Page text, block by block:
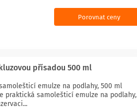
Porovnat ceny
přísadou 500 ml
emulze na podlahy, 500 ml
praktická samolešticí emulze na podlahy,